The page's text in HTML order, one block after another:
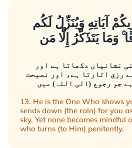
آيَاتِهِ وَيُنَزِّلُ لَكُم
وَمَا يَتَذَكَّرُ إِلَّا مَن
نشانیاں دکھاتا ہے اور
رزق اتارتا ہے، اور نصیحت
جو رجوع (الی اللہ) میں
13. He is the One Who shows
sends down (the rain) for you
sky. Yet none becomes mindful
who turns (to Him) penitently.